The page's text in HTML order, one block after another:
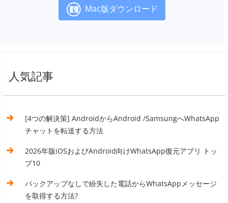
Mac版ダウンロード
人気記事
[4つの解決策] AndroidからAndroid /SamsungへWhatsApp
チャットを転送する方法
2026年版iOSおよびAndroid向けWhatsApp復元アプリ トッ
プ10
バックアップなしで紛失した電話からWhatsAppメッセージ
を取得する方法?